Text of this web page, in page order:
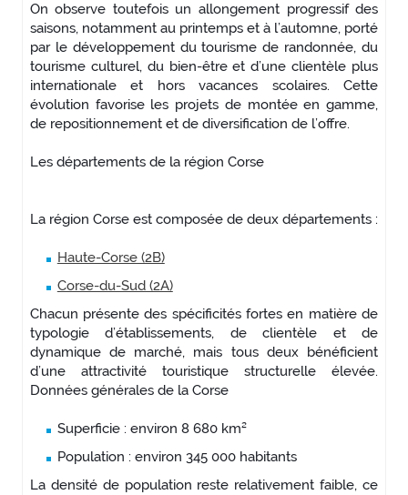
On observe toutefois un allongement progressif des
saisons, notamment au printemps et à l’automne, porté
par le développement du tourisme de randonnée, du
tourisme culturel, du bien-être et d’une clientèle plus
internationale et hors vacances scolaires. Cette
évolution favorise les projets de montée en gamme,
de repositionnement et de diversification de l’offre.
Les départements de la région Corse
La région Corse est composée de deux départements :
Haute-Corse (2B)
Corse-du-Sud (2A)
Chacun présente des spécificités fortes en matière de
typologie d’établissements, de clientèle et de
dynamique de marché, mais tous deux bénéficient
d’une attractivité touristique structurelle élevée.
Données générales de la Corse
Superficie : environ 8 680 km²
Population : environ 345 000 habitants
La densité de population reste relativement faible, ce